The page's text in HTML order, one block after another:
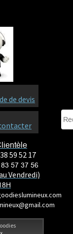
59 52 17
57 37 56
Vendredi)
de devis